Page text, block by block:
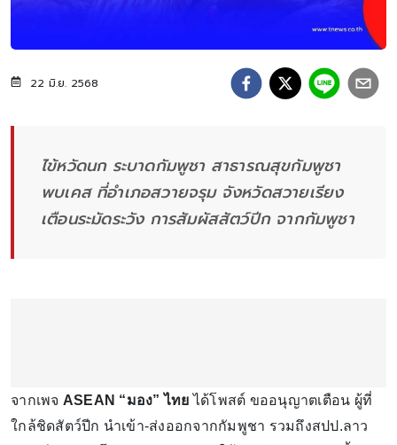
22 มิ.ย. 2568
ไข้หวัดนก ระบาดกัมพูชา สาธารณสุขกัมพูชา
พบเคส ที่อำเภอสวายจรุม จังหวัดสวายเรียง
เตือนระมัดระวัง การสัมผัสสัตว์ปีก จากกัมพูชา
จากเพจ ASEAN “มอง” ไทย ได้โพสต์ ขออนุญาตเตือน ผู้ที่
ใกล้ชิดสัตว์ปีก นำเข้า-ส่งออกจากกัมพูชา รวมถึงสปป.ลาว